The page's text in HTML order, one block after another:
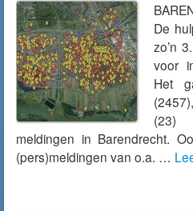
De
zo’n
voor
Het
(23)
meldingen in Barendrecht.
(pers)meldingen van o.a. …